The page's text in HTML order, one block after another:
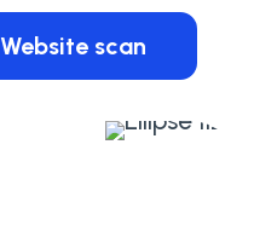
Website scan